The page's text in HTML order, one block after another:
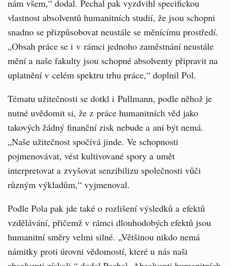
nám všem,“ dodal. Pechal pak vyzdvihl specifickou
vlastnost absolventů humanitních studií, že jsou schopni
snadno se přizpůsobovat neustále se měnícímu prostředí.
„Obsah práce se i v rámci jednoho zaměstnání neustále
mění a naše fakulty jsou schopné absolventy připravit na
uplatnění v celém spektru trhu práce,“ doplnil Pol.
Tématu užitečnosti se dotkl i Pullmann, podle něhož je
nutné uvědomit si, že z práce humanitních věd jako
takových žádný finanční zisk nebude a ani být nemá.
„Naše užitečnost spočívá jinde. Ve schopnosti
pojmenovávat, vést kultivované spory a umět
interpretovat a zvyšovat senzibilizu společnosti vůči
různým výkladům,“ vyjmenoval.
Podle Pola pak jde také o rozlišení výsledků a efektů
vzdělávání, přičemž v rámci dlouhodobých efektů jsou
humanitní směry velmi silné. „Většinou nikdo nemá
námitky proti úrovni vědomostí, které u nás naši